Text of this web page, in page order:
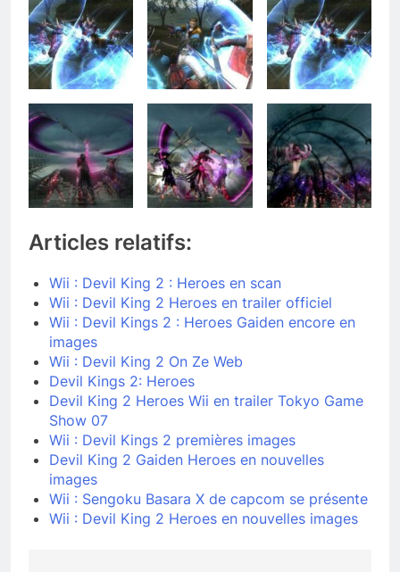
Articles relatifs:
Wii : Devil King 2 : Heroes en scan
Wii : Devil King 2 Heroes en trailer officiel
Wii : Devil Kings 2 : Heroes Gaiden encore en
images
Wii : Devil King 2 On Ze Web
Devil Kings 2: Heroes
Devil King 2 Heroes Wii en trailer Tokyo Game
Show 07
Wii : Devil Kings 2 premières images
Devil King 2 Gaiden Heroes en nouvelles
images
Wii : Sengoku Basara X de capcom se présente
Wii : Devil King 2 Heroes en nouvelles images